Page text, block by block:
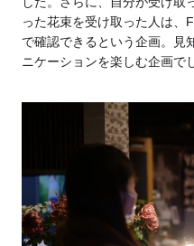
った花束を受け取った人は、
で確認できるという企画。見
ニケーションを楽しむ企画で